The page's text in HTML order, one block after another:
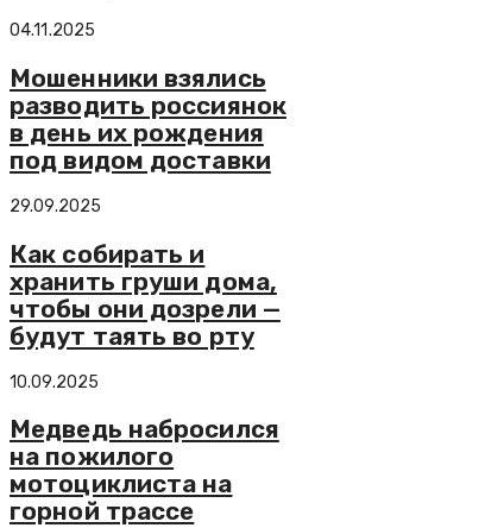
04.11.2025
Мошенники взялись
разводить россиянок
в день их рождения
под видом доставки
29.09.2025
Как собирать и
хранить груши дома,
чтобы они дозрели —
будут таять во рту
10.09.2025
Медведь набросился
на пожилого
мотоциклиста на
горной трассе